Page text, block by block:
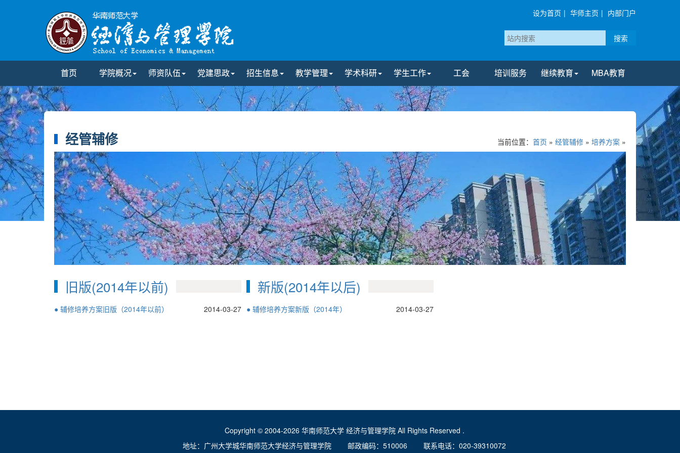
设为首页 | 华师主页 | 内部门户
搜索
首页 学院概况 师资队伍 党建思政 招生信息 教学管理 学术科研 学生工作 工会 培训服务 继续教育 MBA教育
经管辅修 当前位置： 首页 » 经管辅修 » 培养方案 »
旧版(2014年以前)
● 辅修培养方案旧版（2014年以前） 2014-03-27
新版(2014年以后)
● 辅修培养方案新版（2014年） 2014-03-27
Copyright © 2004-2026 华南师范大学 经济与管理学院 All Rights Reserved .
地址：广州大学城华南师范大学经济与管理学院 邮政编码：510006 联系电话：020-39310072